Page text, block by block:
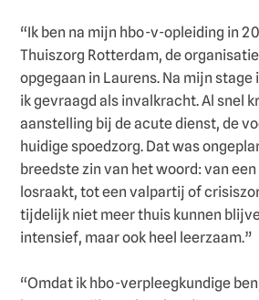
“Ik ben na mijn hbo-v-opleiding in
Thuiszorg Rotterdam, de
opgegaan in Laurens. Na mijn
ik gevraagd als invalkracht. Al snel
aanstelling bij de acute dienst, de
huidige spoedzorg. Dat was
breedste zin van het woord: van
losraakt, tot een valpartij of
tijdelijk niet meer thuis kunnen
intensief, maar ook heel leerzaam.”
“Omdat ik hbo-verpleegkundige